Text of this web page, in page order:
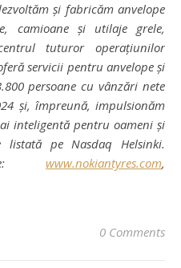
și fabricăm anvelope
camioane și utilaje grele,
tuturor operațiunilor
servicii pentru anvelope și
persoane cu vânzări nete
și, împreună, impulsionăm
inteligentă pentru oameni și
listată pe Nasdaq Helsinki.
www.nokiantyres.com,
0 Comments